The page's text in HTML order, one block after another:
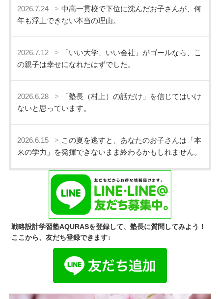
2026.7.24
中高一貫校で下位に沈んだお子さんが、何
年も浮上できない本当の理由。
2026.7.12
「いい大学、いい会社」がゴールなら、こ
の親子は幸せになれたはずでした。
2026.6.28
「塾長（村上）の話だけ」を信じてはいけ
ないと思っています。
2026.6.15
この夏を逃すと、あなたのお子さんは「本
来の学力」を発揮できないまま終わるかもしれません。
戦略設計学習塾AQURASを登録して、塾長に質問してみよう！
ここから、友だち登録できます↓